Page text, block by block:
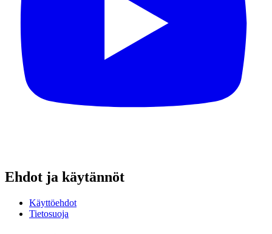
Ehdot ja käytännöt
Käyttöehdot
Tietosuoja